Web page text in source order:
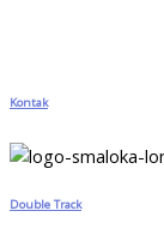
Kontak
Double Track